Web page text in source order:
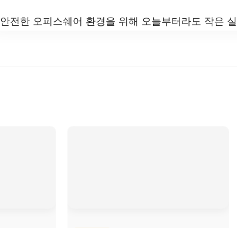
안전한 오피스쉐어 환경을 위해 오늘부터라도 작은